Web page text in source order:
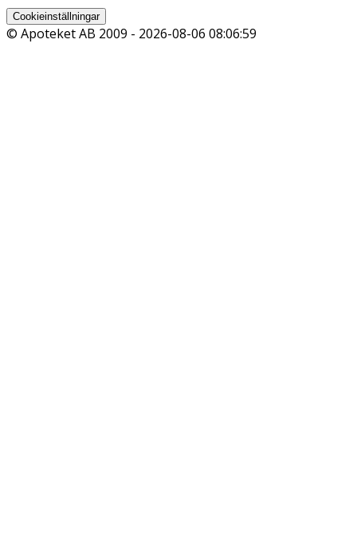
Cookieinställningar
© Apoteket AB 2009 - 2026-08-06 08:06:59